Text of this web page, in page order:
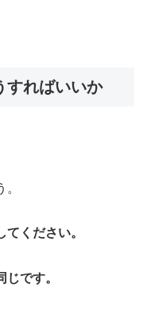
すればいいか
ください。
です。